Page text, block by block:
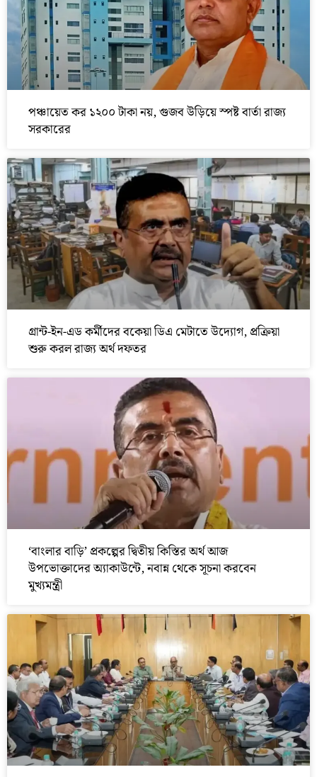
পঞ্চায়েত কর ১২০০ টাকা নয়, গুজব উড়িয়ে স্পষ্ট বার্তা রাজ্য
সরকারের
গ্রান্ট-ইন-এড কর্মীদের বকেয়া ডিএ মেটাতে উদ্যোগ, প্রক্রিয়া
শুরু করল রাজ্য অর্থ দফতর
‘বাংলার বাড়ি’ প্রকল্পের দ্বিতীয় কিস্তির অর্থ আজ
উপভোক্তাদের অ্যাকাউন্টে, নবান্ন থেকে সূচনা করবেন
মুখ্যমন্ত্রী